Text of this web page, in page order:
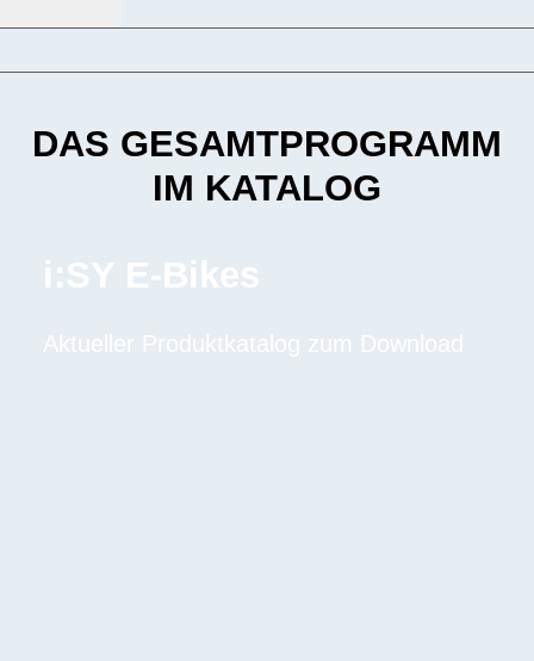
DAS GESAMTPROGRAMM
IM KATALOG
i:SY E-Bikes
Aktueller Produktkatalog zum Download